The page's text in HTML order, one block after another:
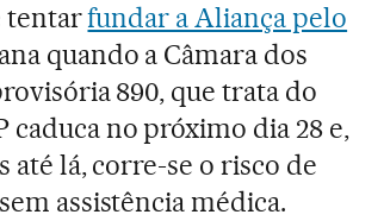
tentarfundar a Aliança pelo
quando a Câmara dos
890, que trata do
no próximo dia 28 e,
até lá, corre-se o risco de
assistência médica.